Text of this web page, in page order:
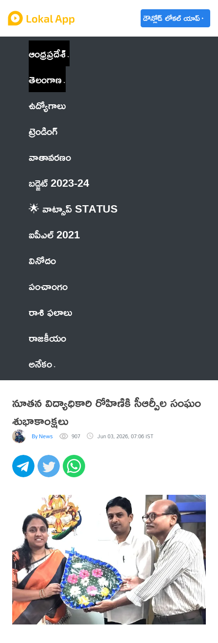
డౌన్లోడ్ లోకల్ యాప్
ఆంధ్రప్రదేశ్
తెలంగాణ
ఉద్యోగాలు
ట్రెండింగ్
వాతావరణం
బడ్జెట్ 2023-24
🌟 వాట్సాప్ STATUS
ఐపీఎల్ 2021
వినోదం
పంచాంగం
రాశి ఫలాలు
రాజకీయం
అనేకం
నూతన విద్యాధికారి రోహిణికి సీఆర్పీల సంఘం
శుభాకాంక్షలు
By News 907 Jun 03, 2026, 07:06 IST